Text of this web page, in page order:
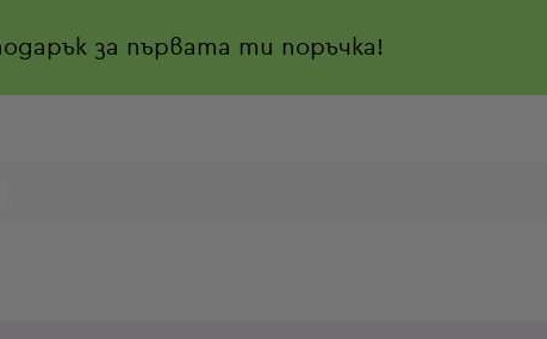
за първата ти поръчка!